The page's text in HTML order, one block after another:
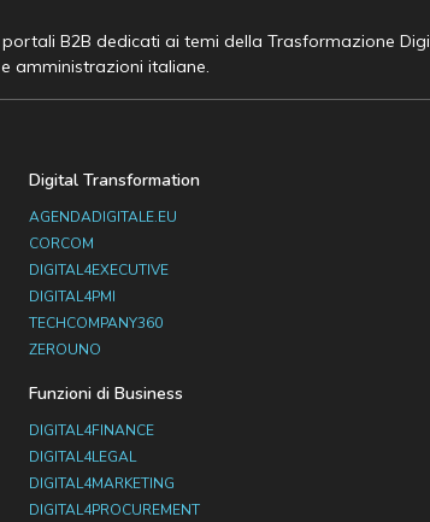
B2B dedicati ai temi della Trasformazione
amministrazioni italiane.
Digital Transformation
AGENDADIGITALE.EU
CORCOM
DIGITAL4EXECUTIVE
DIGITAL4PMI
TECHCOMPANY360
ZEROUNO
Funzioni di Business
DIGITAL4FINANCE
DIGITAL4LEGAL
DIGITAL4MARKETING
DIGITAL4PROCUREMENT